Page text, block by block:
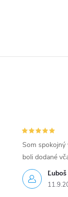
Som
boli dodané